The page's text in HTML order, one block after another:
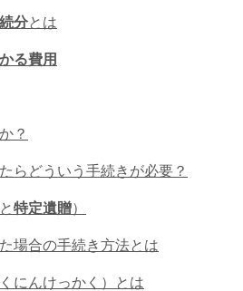
分とは
る費用
？
らどういう手続きが必要？
と特定遺贈）
場合の手続き方法とは
くにんけっかく）とは